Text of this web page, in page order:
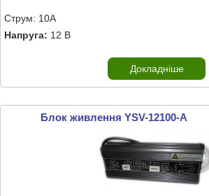
Струм: 10А
Напруга: 12 В
Докладніше
Блок живлення YSV-12100-A